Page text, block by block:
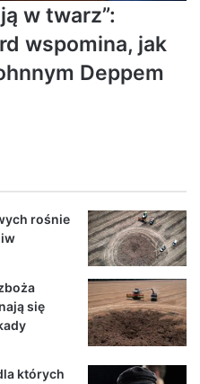
w twarz”:
wspomina, jak
Deppem
rośnie
się
których